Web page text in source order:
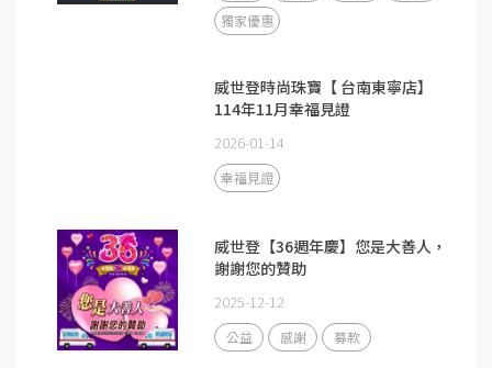
獨家優惠
威世登時尚珠寶【 台南東寧店】
114年11月幸福見證
2026-01-14
幸福見證
威世登【36週年慶】您是大善人，
謝謝您的贊助
2025-12-12
公益 感謝 募款